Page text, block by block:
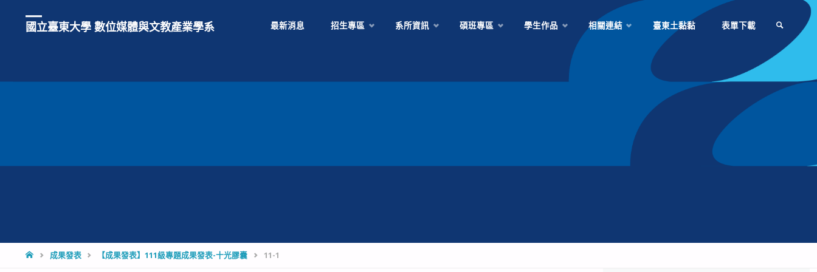
國立臺東大學 數位媒體與文教產業學系 最新消息 招生專區 系所資訊 碩班專區 學生作品 相關連結 臺東土黏黏 表單下載
HOME成果發表 【成果發表】111級專題成果發表-十光膠囊 11-1